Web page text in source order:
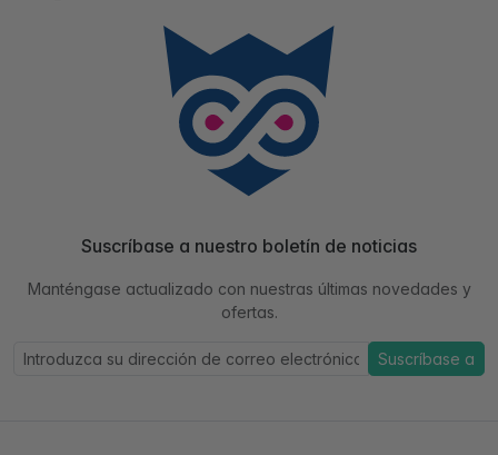
Suscríbase a nuestro boletín de noticias
Manténgase actualizado con nuestras últimas novedades y
ofertas.
Suscríbase a